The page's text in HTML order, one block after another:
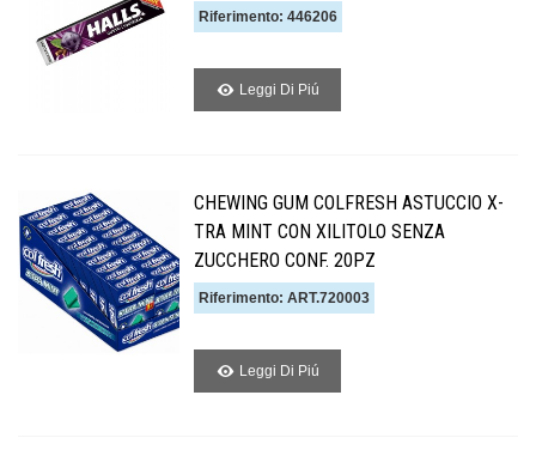
Riferimento: 446206
Leggi Di Piú
CHEWING GUM COLFRESH ASTUCCIO X-
TRA MINT CON XILITOLO SENZA
ZUCCHERO CONF. 20PZ
Riferimento: ART.720003
Leggi Di Piú